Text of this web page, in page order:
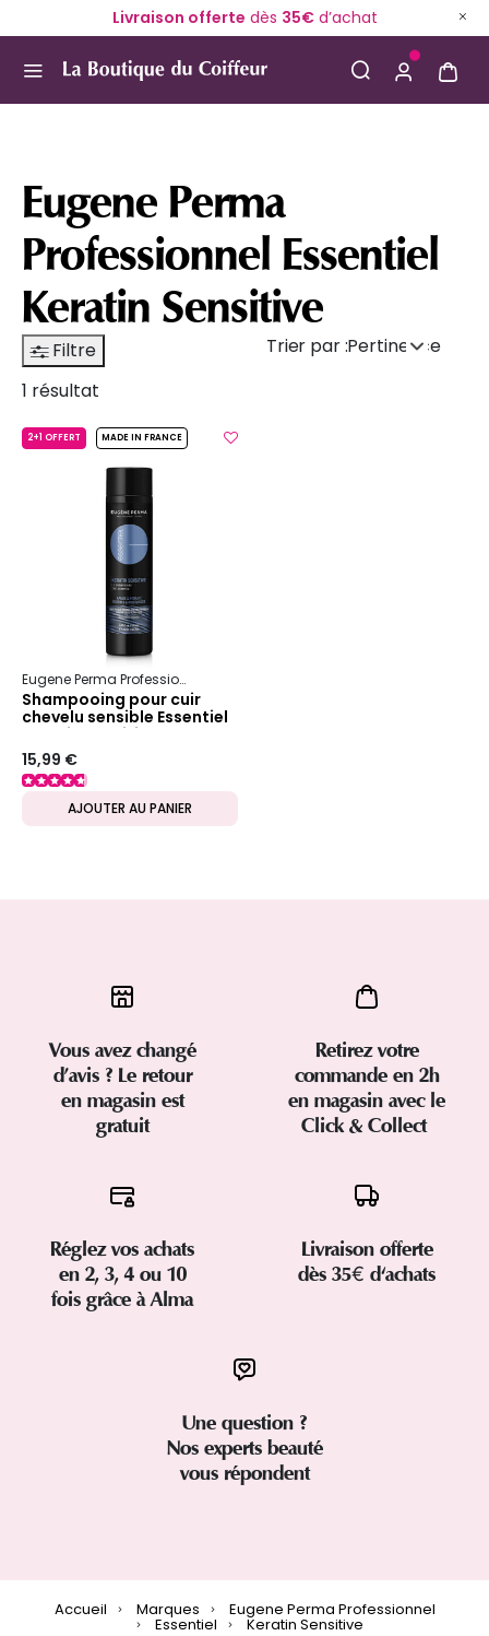
Livraison offerte dès 35€d’achat
Eugene Perma
Professionnel Essentiel
Keratin Sensitive
Trier par :Pertinence
Filtre
1 résultat
2+1 OFFERT MADE IN FRANCE
Eugene Perma Professionnel
Shampooing pour cuir
chevelu sensible Essentiel
Keratin Sensitive
15,99 €
AJOUTER AU PANIER
Vous avez changé
d’avis ? Le retour
en magasin est
gratuit
Retirez votre
commande en 2h
en magasin avec le
Click & Collect
Réglez vos achats
en 2, 3, 4 ou 10
fois grâce à Alma
Livraison offerte
dès 35€ d'achats
Une question ?
Nos experts beauté
vous répondent
Accueil Marques Eugene Perma Professionnel
Essentiel Keratin Sensitive